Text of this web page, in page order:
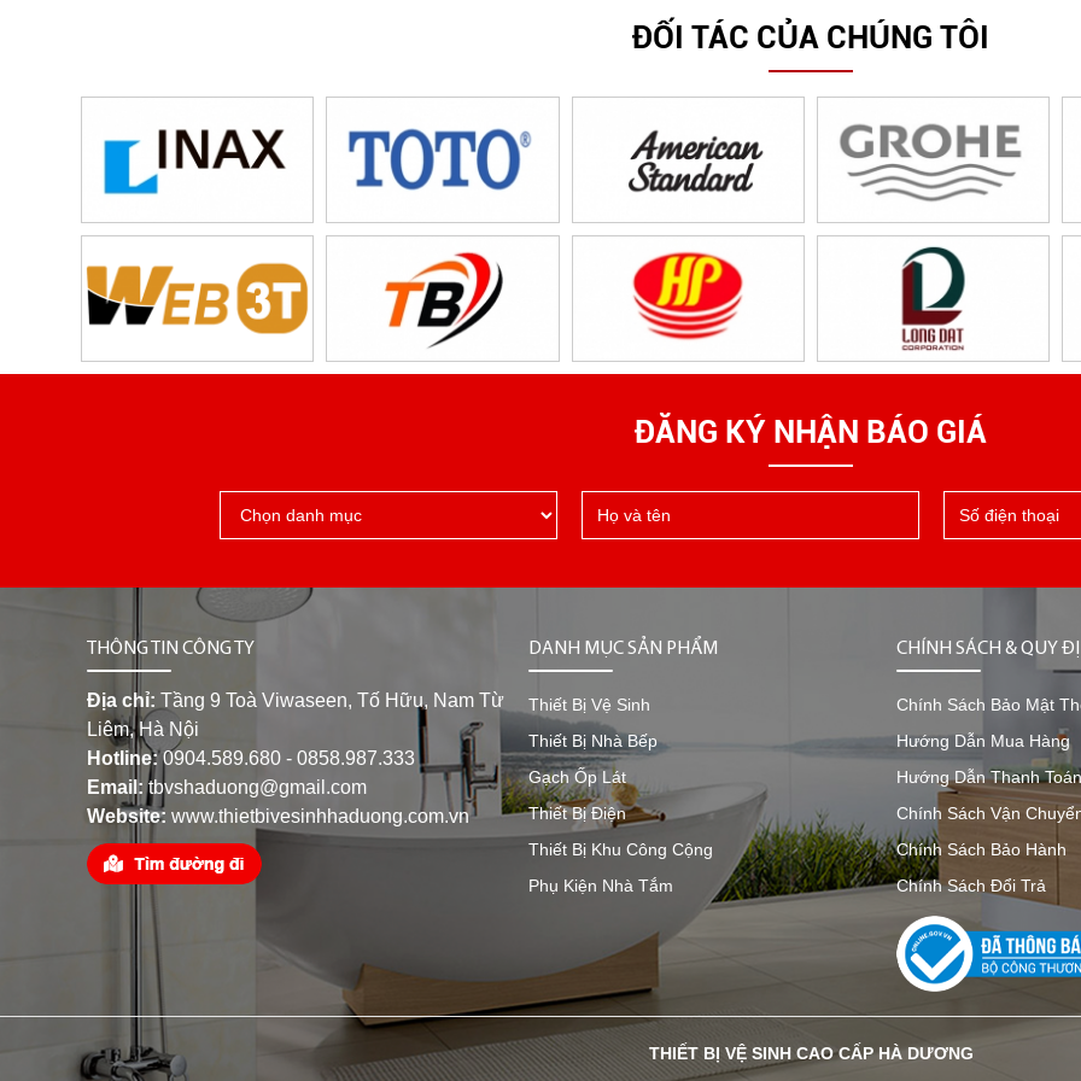
ĐỐI TÁC CỦA CHÚNG TÔI
ĐĂNG KÝ NHẬN BÁO GIÁ
THÔNG TIN CÔNG TY
Địa chỉ: Tầng 9 Toà Viwaseen, Tố Hữu, Nam Từ
Liêm, Hà Nội
Hotline:0904.589.680 - 0858.987.333
Email: tbvshaduong@gmail.com
Website: www.thietbivesinhhaduong.com.vn
DANH MỤC SẢN PHẨM
Thiết Bị Vệ Sinh
Thiết Bị Nhà Bếp
Gạch Ốp Lát
Thiết Bị Điện
Thiết Bị Khu Công Cộng
Phụ Kiện Nhà Tắm
CHÍNH SÁCH & QUY
Chính Sách Bảo Mật
Hướng Dẫn Mua Hàng
Hướng Dẫn Thanh Toán
Chính Sách Vận
Chính Sách Bảo Hành
Chính Sách Đổi Trả
THIẾT BỊ VỆ SINH CAO CẤP HÀ DƯƠNG